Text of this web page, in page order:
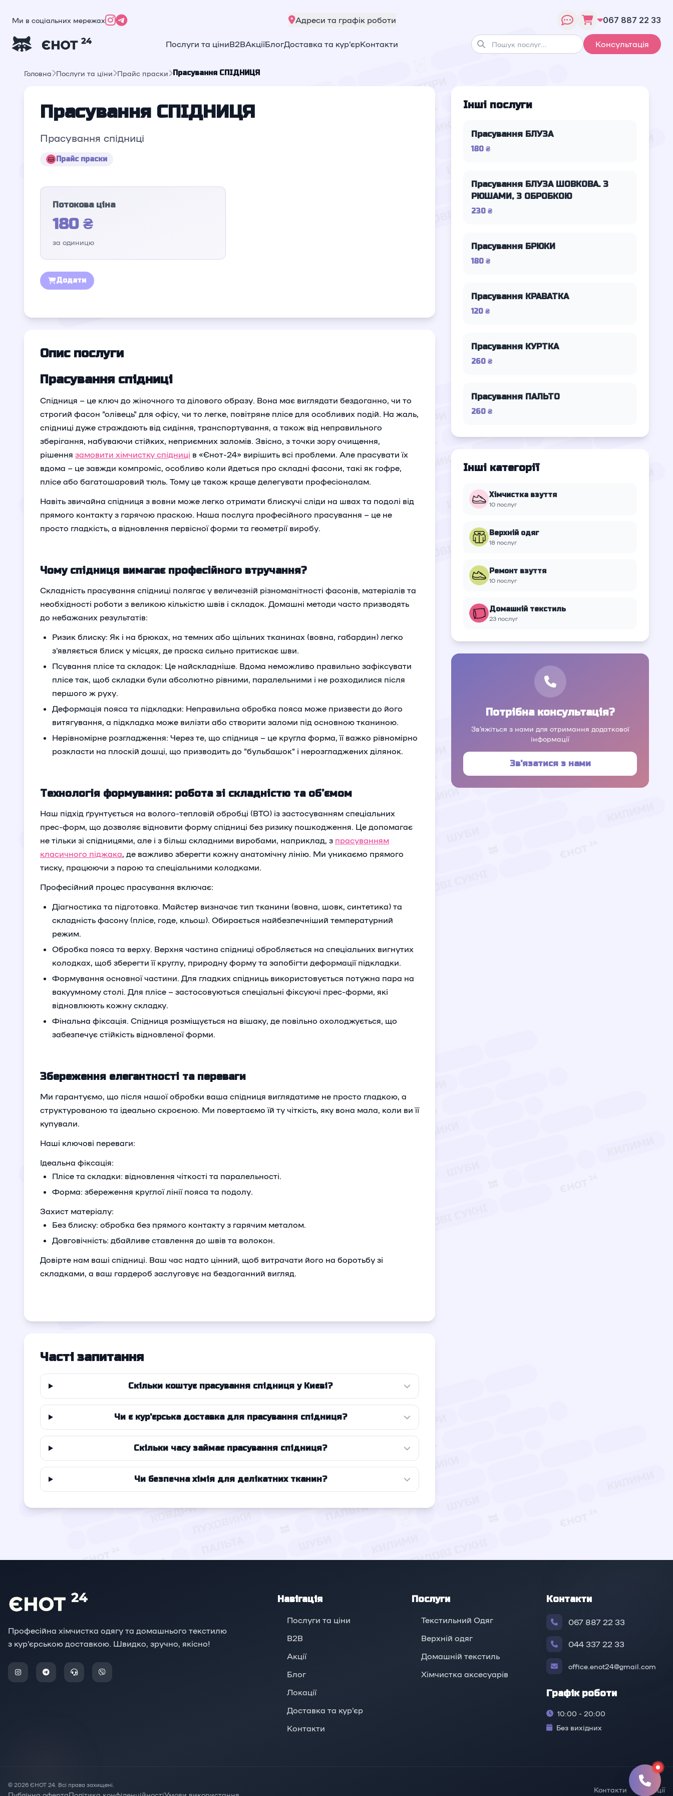
Ми в соціальних мережах Адреси та графік роботи 067 887 22 33
Послуги та ціниB2BАкціїБлогДоставка та кур'єрКонтакти Консультація
Головна Послуги та ціни Прайс праски Прасування СПІДНИЦЯ
Прасування СПІДНИЦЯ
Прасування спідниці
Прайс праски
Потокова ціна
180 ₴
за одиницю
Додати
Опис послуги
Прасування спідниці
Спідниця – це ключ до жіночного та ділового образу. Вона має виглядати бездоганно, чи то
строгий фасон "олівець" для офісу, чи то легке, повітряне плісе для особливих подій. На жаль,
спідниці дуже страждають від сидіння, транспортування, а також від неправильного
зберігання, набуваючи стійких, неприємних заломів. Звісно, з точки зору очищення,
рішення замовити хімчистку спідниці в «Єнот-24» вирішить всі проблеми. Але прасувати їх
вдома – це завжди компроміс, особливо коли йдеться про складні фасони, такі як гофре,
плісе або багатошаровий тюль. Тому це також краще делегувати професіоналам.
Навіть звичайна спідниця з вовни може легко отримати блискучі сліди на швах та подолі від
прямого контакту з гарячою праскою. Наша послуга професійного прасування – це не
просто гладкість, а відновлення первісної форми та геометрії виробу.
Чому спідниця вимагає професійного втручання?
Складність прасування спідниці полягає у величезній різноманітності фасонів, матеріалів та
необхідності роботи з великою кількістю швів і складок. Домашні методи часто призводять
до небажаних результатів:
Ризик блиску: Як і на брюках, на темних або щільних тканинах (вовна, габардин) легко
з'являється блиск у місцях, де праска сильно притискає шви.
Псування плісе та складок: Це найскладніше. Вдома неможливо правильно зафіксувати
плісе так, щоб складки були абсолютно рівними, паралельними і не розходилися після
першого ж руху.
Деформація пояса та підкладки: Неправильна обробка пояса може призвести до його
витягування, а підкладка може вилізти або створити заломи під основною тканиною.
Нерівномірне розгладження: Через те, що спідниця – це кругла форма, її важко рівномірно
розкласти на плоскій дошці, що призводить до "бульбашок" і нерозгладжених ділянок.
Технологія формування: робота зі складністю та об’ємом
Наш підхід ґрунтується на волого-тепловій обробці (ВТО) із застосуванням спеціальних
прес-форм, що дозволяє відновити форму спідниці без ризику пошкодження. Це допомагає
не тільки зі спідницями, але і з більш складними виробами, наприклад, з прасуванням
класичного піджака, де важливо зберегти кожну анатомічну лінію. Ми уникаємо прямого
тиску, працюючи з парою та спеціальними колодками.
Професійний процес прасування включає:
Діагностика та підготовка. Майстер визначає тип тканини (вовна, шовк, синтетика) та
складність фасону (плісе, годе, кльош). Обирається найбезпечніший температурний
режим.
Обробка пояса та верху. Верхня частина спідниці обробляється на спеціальних вигнутих
колодках, щоб зберегти її круглу, природну форму та запобігти деформації підкладки.
Формування основної частини. Для гладких спідниць використовується потужна пара на
вакуумному столі. Для плісе – застосовуються спеціальні фіксуючі прес-форми, які
відновлюють кожну складку.
Фінальна фіксація. Спідниця розміщується на вішаку, де повільно охолоджується, що
забезпечує стійкість відновленої форми.
Збереження елегантності та переваги
Ми гарантуємо, що після нашої обробки ваша спідниця виглядатиме не просто гладкою, а
структурованою та ідеально скроєною. Ми повертаємо їй ту чіткість, яку вона мала, коли ви її
купували.
Наші ключові переваги:
Ідеальна фіксація:
Плісе та складки: відновлення чіткості та паралельності.
Форма: збереження круглої лінії пояса та подолу.
Захист матеріалу:
Без блиску: обробка без прямого контакту з гарячим металом.
Довговічність: дбайливе ставлення до швів та волокон.
Довірте нам ваші спідниці. Ваш час надто цінний, щоб витрачати його на боротьбу зі
складками, а ваш гардероб заслуговує на бездоганний вигляд.
Часті запитання
Скільки коштує прасування спідниця у Києві?
Чи є кур'єрська доставка для прасування спідниця?
Скільки часу займає прасування спідниця?
Чи безпечна хімія для делікатних тканин?
Інші послуги
Прасування БЛУЗА
180 ₴
Прасування БЛУЗА ШОВКОВА. З
РЮШАМИ, З ОБРОБКОЮ
230 ₴
Прасування БРЮКИ
180 ₴
Прасування КРАВАТКА
120 ₴
Прасування КУРТКА
260 ₴
Прасування ПАЛЬТО
260 ₴
Інші категорії
Хімчистка взуття
10 послуг
Верхній oдяг
18 послуг
Ремонт взуття
10 послуг
Домашній текстиль
23 послуг
Потрібна консультація?
Зв'яжіться з нами для отримання додаткової
інформації
Зв'язатися з нами
Професійна хімчистка одягу та домашнього текстилю
з кур'єрською доставкою. Швидко, зручно, якісно!
Навігація
Послуги та ціни
B2B
Акції
Блог
Локації
Доставка та кур'єр
Контакти
Послуги
Текстильний Одяг
Верхній oдяг
Домашній текстиль
Хімчистка аксесуарів
Контакти
067 887 22 33
044 337 22 33
office.enot24@gmail.com
Графік роботи
10:00 - 20:00
Без вихідних
© 2026 ЄНОТ 24. Всі права захищені.
Контакти Локації